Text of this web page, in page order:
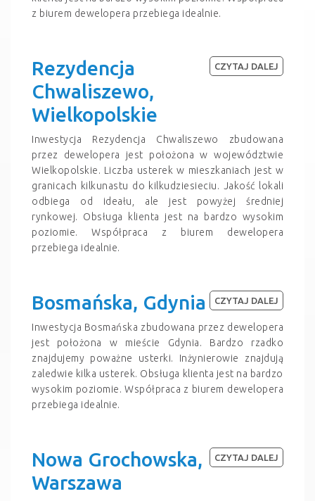
z biurem dewelopera przebiega idealnie.
Rezydencja
Chwaliszewo,
Wielkopolskie
Inwestycja Rezydencja Chwaliszewo zbudowana
przez dewelopera jest położona w województwie
Wielkopolskie. Liczba usterek w mieszkaniach jest w
granicach kilkunastu do kilkudziesieciu. Jakość lokali
odbiega od ideału, ale jest powyżej średniej
rynkowej. Obsługa klienta jest na bardzo wysokim
poziomie. Współpraca z biurem dewelopera
przebiega idealnie.
CZYTAJ DALEJ
Bosmańska, Gdynia
Inwestycja Bosmańska zbudowana przez dewelopera
jest położona w mieście Gdynia. Bardzo rzadko
znajdujemy poważne usterki. Inżynierowie znajdują
zaledwie kilka usterek. Obsługa klienta jest na bardzo
wysokim poziomie. Współpraca z biurem dewelopera
przebiega idealnie.
CZYTAJ DALEJ
Nowa Grochowska,
Warszawa
CZYTAJ DALEJ